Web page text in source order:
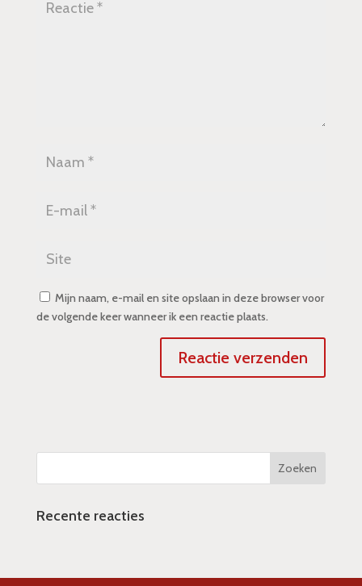
Mijn naam, e-mail en site opslaan in deze browser voor
de volgende keer wanneer ik een reactie plaats.
Recente reacties